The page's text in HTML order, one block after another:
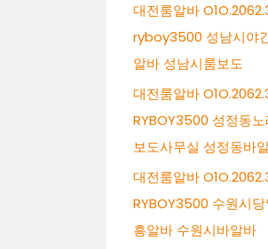
대전룸알바
ryboy3500 성남시야
알바 성남시룸보도
대전룸알바
RYBOY3500 성정동
보도사무실 성정동바
대전룸알바
RYBOY3500 수원시
흥알바 수원시바알바